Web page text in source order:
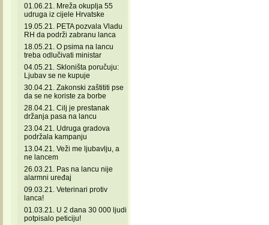
01.06.21. Mreža okuplja 55
udruga iz cijele Hrvatske
19.05.21. PETA pozvala Vladu
RH da podrži zabranu lanca
18.05.21. O psima na lancu
treba odlučivati ministar
04.05.21. Skloništa poručuju:
Ljubav se ne kupuje
30.04.21. Zakonski zaštititi pse
da se ne koriste za borbe
28.04.21. Cilj je prestanak
držanja pasa na lancu
23.04.21. Udruga gradova
podržala kampanju
13.04.21. Veži me ljubavlju, a
ne lancem
26.03.21. Pas na lancu nije
alarmni uređaj
09.03.21. Veterinari protiv
lanca!
01.03.21. U 2 dana 30 000 ljudi
potpisalo peticiju!